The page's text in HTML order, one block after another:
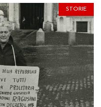
STORIE